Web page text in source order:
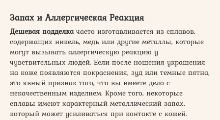
Запах и Аллергическая Реакция
Дешевая подделкачасто изготавливается из сплавов,
содержащих никель, медь или другие металлы, которые
могут вызывать аллергическую реакцию у
чувствительных людей. Если после ношения украшения
на коже появляются покраснения, зуд или темные пятна,
это явный признак того, что вы имеете дело с
некачественным изделием. Кроме того, некоторые
сплавы имеют характерный металлический запах,
который может усиливаться при контакте с кожей.